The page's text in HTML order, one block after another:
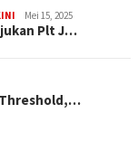
Mei 15, 2025
Plt J…
Threshold,…